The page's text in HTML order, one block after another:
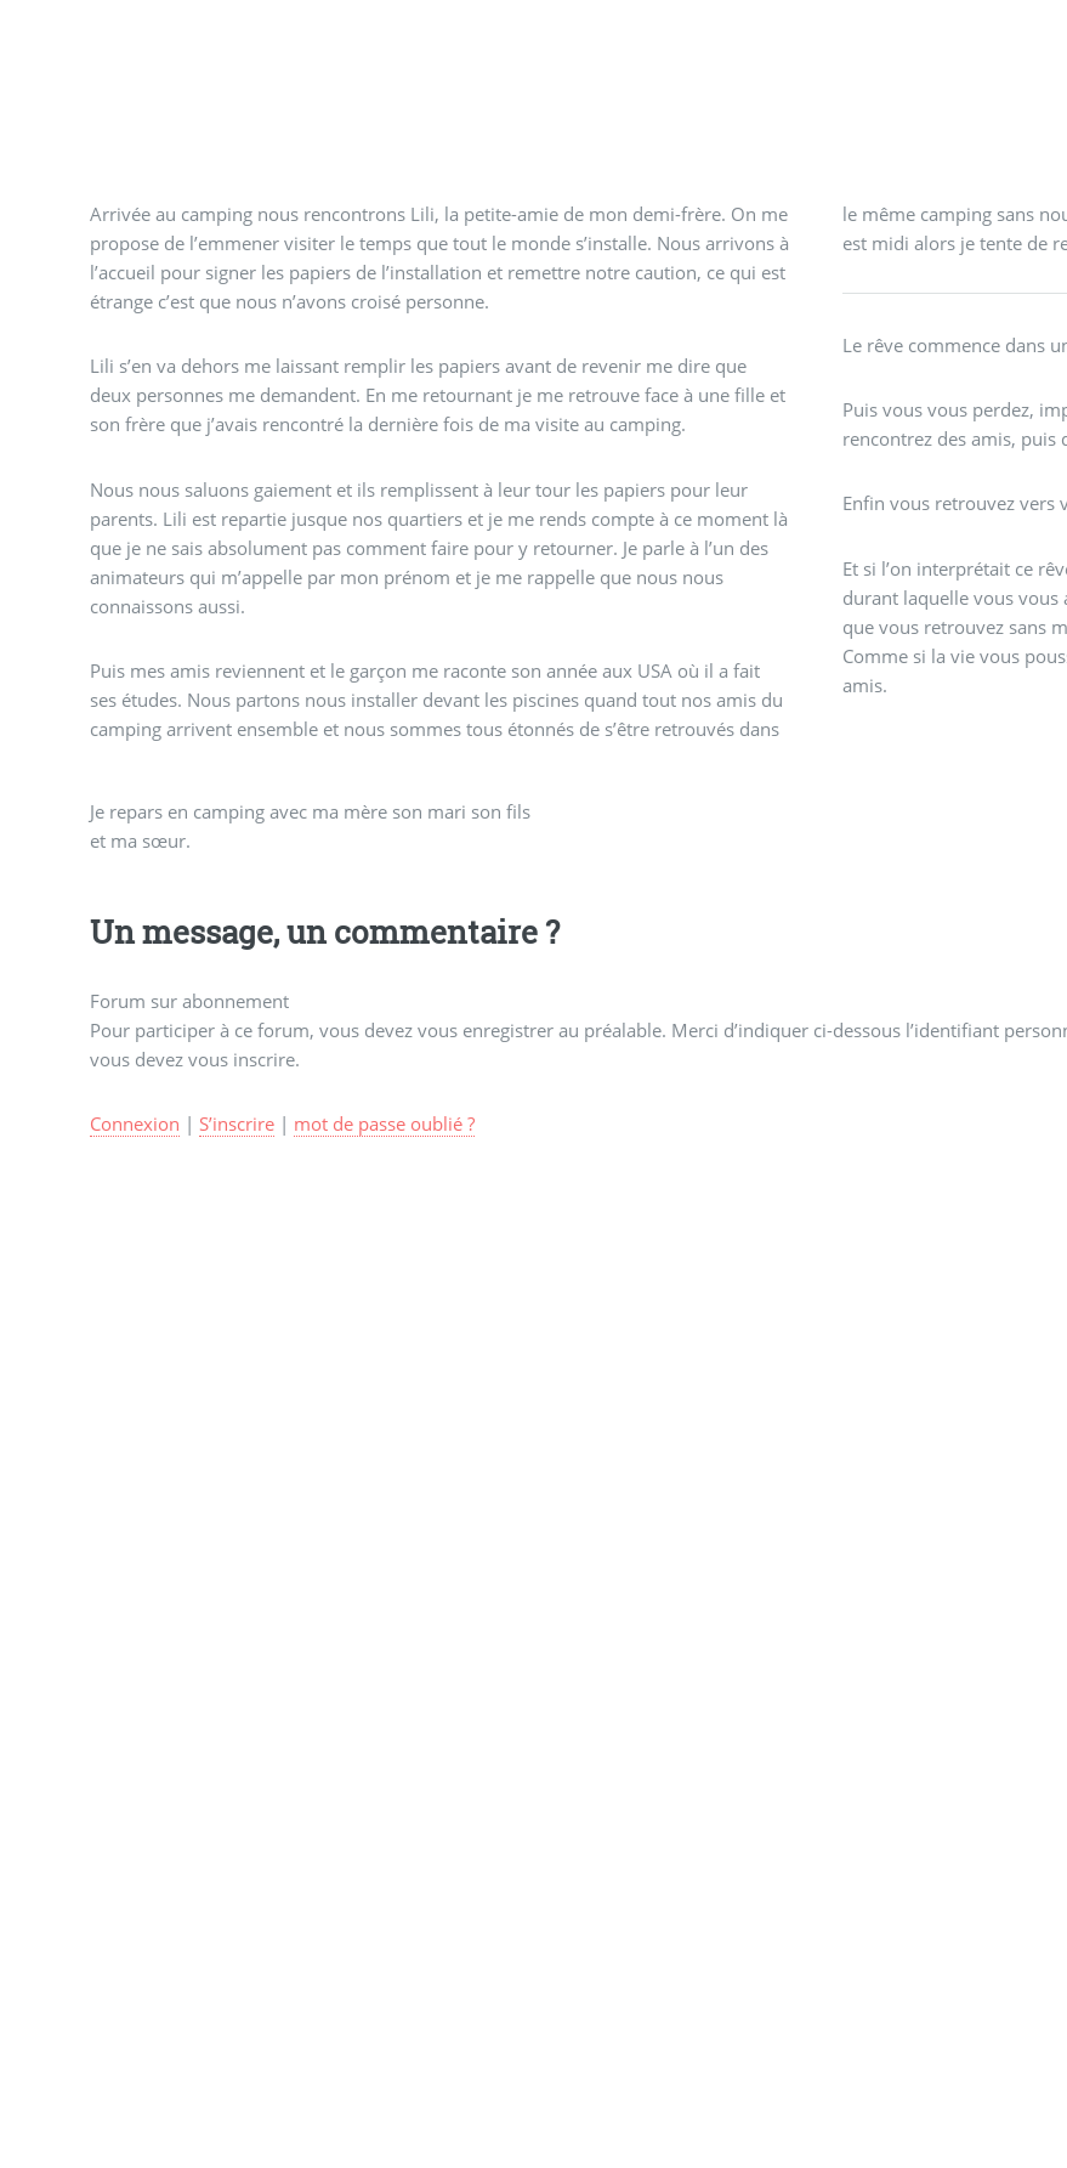
Arrivée au camping nous rencontrons Lili, la petite-amie de mon demi-frère. On me
propose de l’emmener visiter le temps que tout le monde s’installe. Nous arrivons à
l’accueil pour signer les papiers de l’installation et remettre notre caution, ce qui est
étrange c’est que nous n’avons croisé personne.
Lili s’en va dehors me laissant remplir les papiers avant de revenir me dire que
deux personnes me demandent. En me retournant je me retrouve face à une fille et
son frère que j’avais rencontré la dernière fois de ma visite au camping.
Nous nous saluons gaiement et ils remplissent à leur tour les papiers pour leur
parents. Lili est repartie jusque nos quartiers et je me rends compte à ce moment là
que je ne sais absolument pas comment faire pour y retourner. Je parle à l’un des
animateurs qui m’appelle par mon prénom et je me rappelle que nous nous
connaissons aussi.
Puis mes amis reviennent et le garçon me raconte son année aux USA où il a fait
ses études. Nous partons nous installer devant les piscines quand tout nos amis du
camping arrivent ensemble et nous sommes tous étonnés de s’être retrouvés dans
le même camping sans
est midi alors je tente de
Le rêve commence dans
Puis vous vous perdez,
rencontrez des amis, puis
Enfin vous retrouvez vers
Et si l’on interprétait ce
durant laquelle vous vous
que vous retrouvez sans
Comme si la vie vous
amis.
Je repars en camping avec ma mère son mari son fils
et ma sœur.
Un message, un commentaire ?
Forum sur abonnement
Pour participer à ce forum, vous devez vous enregistrer au préalable. Merci d’indiquer ci-dessous l’identifiant
vous devez vous inscrire.
Connexion | S’inscrire| mot de passe oublié ?